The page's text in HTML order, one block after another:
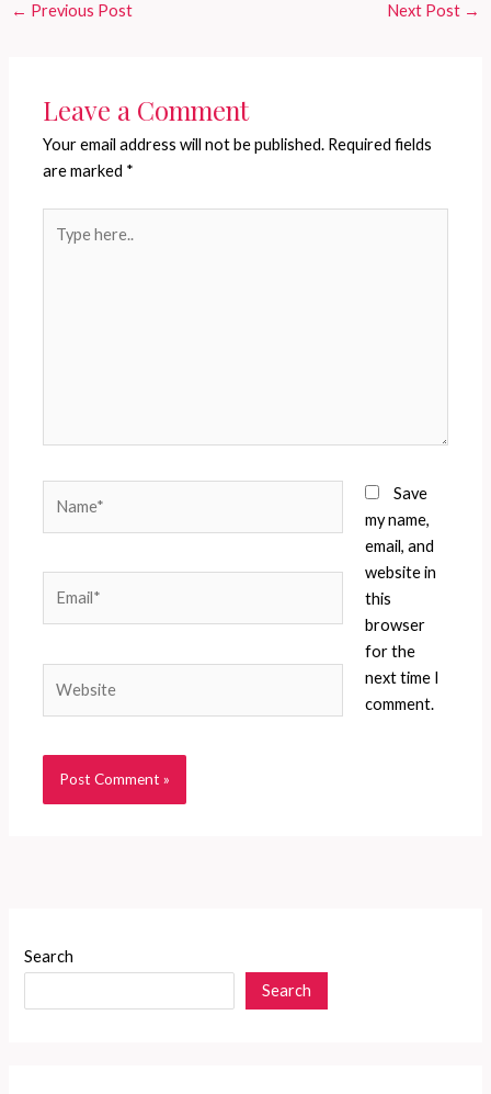
← Previous Post Next Post →
Leave a Comment
Your email address will not be published. Required fields
are marked *
here..
Save
my name,
email, and
website in
this
browser
for the
next time I
comment.
Search
Search